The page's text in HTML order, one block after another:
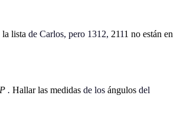
la lista de Carlos, pero 1312, 2111 no están en
. Hallar las medidas de los ángulos del